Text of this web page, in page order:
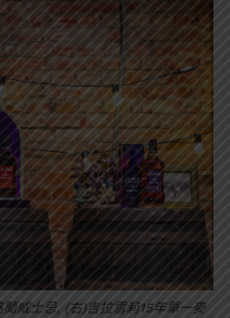
威士忌, (右)吉拉雪莉15年單一麥